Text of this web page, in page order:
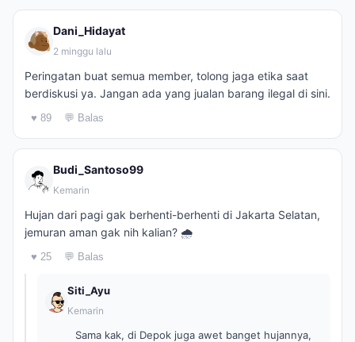
Dani_Hidayat
2 minggu lalu
Peringatan buat semua member, tolong jaga etika saat
berdiskusi ya. Jangan ada yang jualan barang ilegal di sini.
♥ 89 💬 Balas
Budi_Santoso99
Kemarin
Hujan dari pagi gak berhenti-berhenti di Jakarta Selatan,
jemuran aman gak nih kalian? 🌧️
♥ 25 💬 Balas
Siti_Ayu
Kemarin
Sama kak, di Depok juga awet banget hujannya,